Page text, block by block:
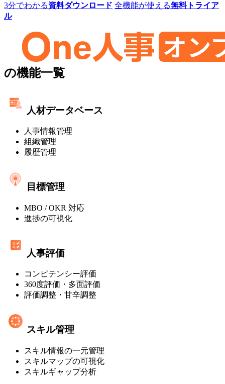
人
レ
ン
ト
マ
ネ
ン
オ
ン
プ
ス]
3分でわかる資料ダウンロード 全機能が使える無料トライア
ル
One
事
マ
ン
プ
レ
ス]
の機能一覧
人材データベース
人事情報管理
組織管理
履歴管理
目標管理
MBO / OKR 対応
進捗の可視化
人事評価
コンピテンシー評価
360度評価・多面評価
評価調整・甘辛調整
スキル管理
スキル情報の一元管理
スキルマップの可視化
スキルギャップ分析